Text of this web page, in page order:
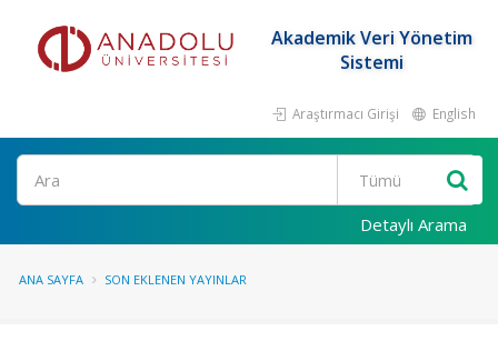
Akademik Veri Yönetim
Sistemi
Araştırmacı Girişi English
Ara
Detaylı Arama
ANA SAYFA SON EKLENEN YAYINLAR